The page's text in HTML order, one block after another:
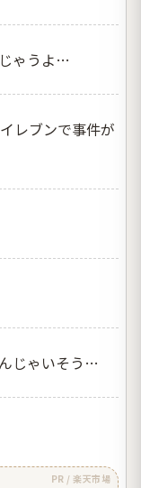
ゃうよ…
レブンで事件が
じゃいそう…
PR / 楽天市場